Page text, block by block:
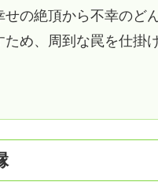
の絶頂から不幸のど
ため、周到な罠を仕